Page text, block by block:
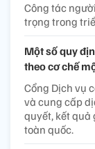
Công tác
trọng trong
Một số quy
theo cơ chế
Cổng Dịch vụ
và cung cấp
quyết, kết
toàn quốc.